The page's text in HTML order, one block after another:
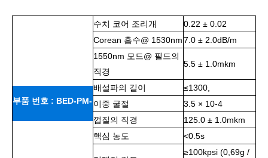
부품 번호 : BED-PM-
수치 코어 조리개
0.22 ± 0.02
Corean 흡수@ 1530nm7.0 ± 2.0dB/m
1550nm 모드@ 필드의
직경
5.5 ± 1.0mkm
배설파의 길이
≤1300,
이중 굴절
3.5 × 10-4
껍질의 직경
125.0 ± 1.0mkm
핵심 농도
<0.5s
≥100kpsi (0,69g /